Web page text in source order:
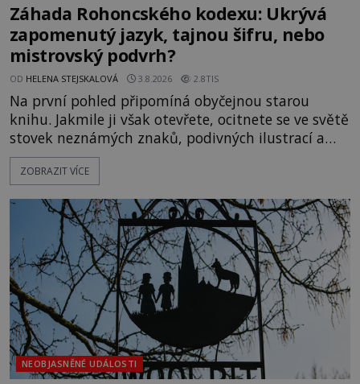
Záhada Rohoncského kodexu: Ukrývá
zapomenutý jazyk, tajnou šifru, nebo
mistrovský podvrh?
OD HELENA STEJSKALOVÁ 3.8.2026 2.8TIS
Na první pohled připomíná obyčejnou starou
knihu. Jakmile ji však otevřete, ocitnete se ve světě
stovek neznámých znaků, podivných ilustrací a
textu, který už téměř dvě století vzdoruje všem
pokusům o rozluštění. Rohoncský kodex patří mezi
jistotou neví, kdo jej napsal, kdy vznikl ani co
vlastně vypráví. Rohoncský kodex se poprvé
objevuje v roce
ZOBRAZIT VÍCE
NEOBJASNĚNÉ UDÁLOSTI